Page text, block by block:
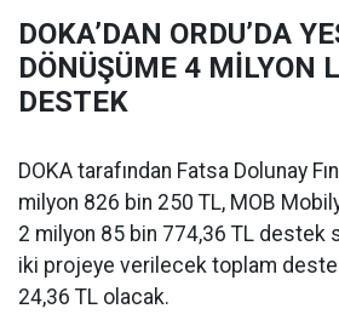
DOKA’DAN ORDU’DA
DÖNÜŞÜME 4 MİLYON
DESTEK
DOKA tarafından Fatsa Dolunay
milyon 826 bin 250 TL, MOB
2 milyon 85 bin 774,36 TL destek
iki projeye verilecek toplam
24,36 TL olacak.